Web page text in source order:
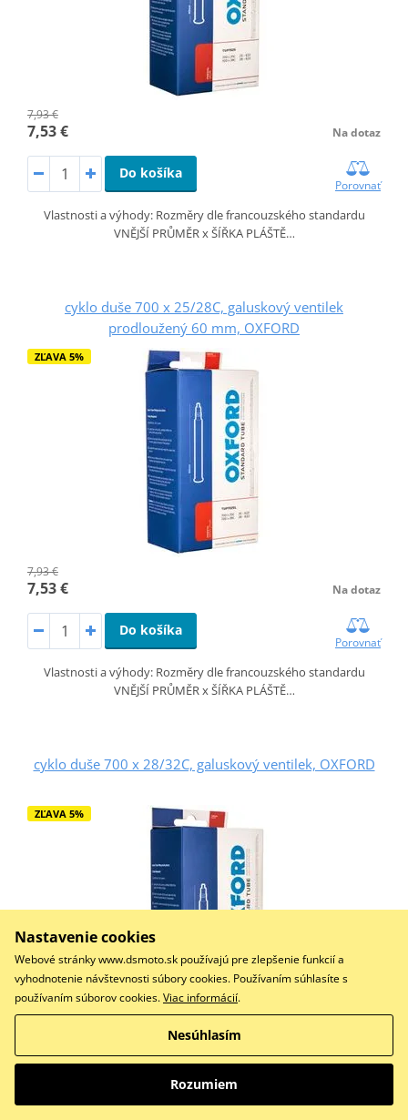
7,93 €
7,53 € Na dotaz
Do košíka
Porovnať
Vlastnosti a výhody: Rozměry dle francouzského standardu
VNĚJŠÍ PRŮMĚR x ŠÍŘKA PLÁŠTĚ…
cyklo duše 700 x 25/28C, galuskový ventilek
prodloužený 60 mm, OXFORD
ZĽAVA 5%
7,93 €
7,53 € Na dotaz
Do košíka
Porovnať
Vlastnosti a výhody: Rozměry dle francouzského standardu
VNĚJŠÍ PRŮMĚR x ŠÍŘKA PLÁŠTĚ…
cyklo duše 700 x 28/32C, galuskový ventilek, OXFORD
ZĽAVA 5%
Do košíka
Nastavenie cookies
Webové stránky www.dsmoto.sk používajú pre zlepšenie funkcií a
vyhodnotenie návštevnosti súbory cookies. Používaním súhlasíte s
používaním súborov cookies.Viac informácií.
Nesúhlasím
Rozumiem